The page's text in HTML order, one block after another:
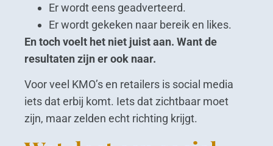
Er wordt eens geadverteerd.
Er wordt gekeken naar bereik en likes.
En toch voelt het niet juist aan. Want de
resultaten zijn er ook naar.
Voor veel KMO’s en retailers is social media
iets dat erbij komt. Iets dat zichtbaar moet
zijn, maar zelden echt richting krijgt.